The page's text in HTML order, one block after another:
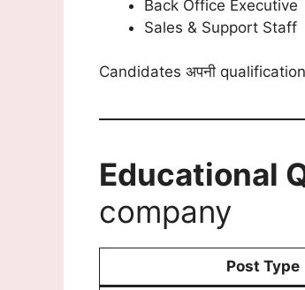
Back Office Executive
Sales & Support Staff
Candidates अपनी
Educational
company
Post Type